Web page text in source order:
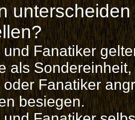
Fanatiker
als
Fanatiker
besiegen.